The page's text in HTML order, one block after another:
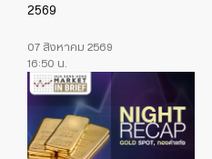
2569
07 สิงหาคม 2569
16:50 น.